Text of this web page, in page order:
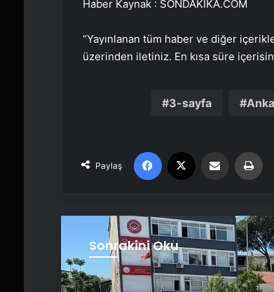
Haber Kaynak : SONDAKIKA.COM
“Yayınlanan tüm haber ve diğer
üzerinden iletiniz. En kısa süre
3-sayfa
Paylaş
Facebook Email'den paylaş
Sonrakini Oku